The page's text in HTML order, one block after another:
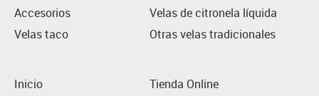
Accesorios
Velas de citronela líquida
Velas taco
Otras velas tradicionales
Inicio
Tienda Online